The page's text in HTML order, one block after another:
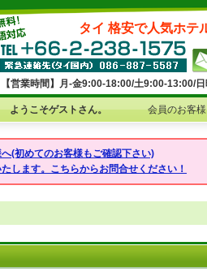
タイ 格安で人気ホテ
【営業時間】月-金9:00-18:00/土9:00-13:00/日
ようこそゲストさん。 会員のお客
(初めてのお客様もご確認下さい)
します。こちらからお問合せください！